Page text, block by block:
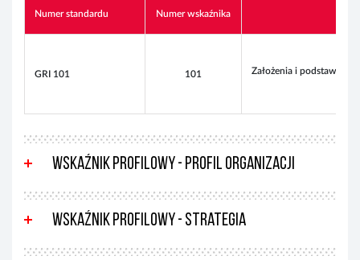
Numer standardu Numer wskaźnika
GRI 101 101 Założenia i podstawy
Wskaźnik profilowy - profil organizacji
Wskaźnik profilowy - Strategia